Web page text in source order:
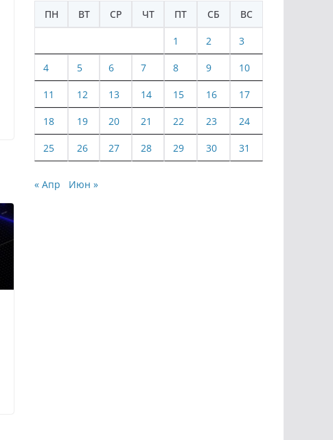
ПН
ВТ СР ЧТ ПТ СБ ВС
1 2 3
4 5 6 7 8 9 10
11 12 13 14 15 16 17
18 19 20 21 22 23 24
25 26 27 28 29 30 31
« Апр Июн »